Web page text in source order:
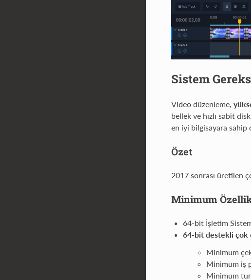
Sistem
Video düzenleme,
bellek ve hızlı sabit
en iyi bilgisayara sahip
Özet
2017 sonrası üretilen
Minimum
64-bit İşletim
64-bit destekli çok
Minimum
Minimum iş
Minimum